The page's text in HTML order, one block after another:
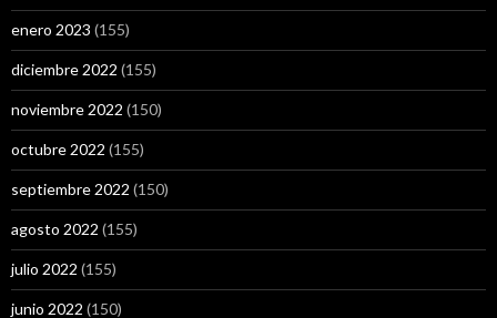
enero 2023 (155)
diciembre 2022 (155)
noviembre 2022 (150)
octubre 2022 (155)
septiembre 2022 (150)
agosto 2022 (155)
julio 2022 (155)
junio 2022 (150)